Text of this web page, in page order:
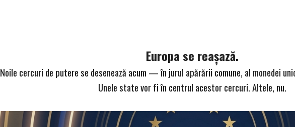
Europa se reașază.
Noile cercuri de putere se desenează acum — în jurul apărării comune, al monedei
Unele state vor fi în centrul acestor cercuri. Altele, nu.